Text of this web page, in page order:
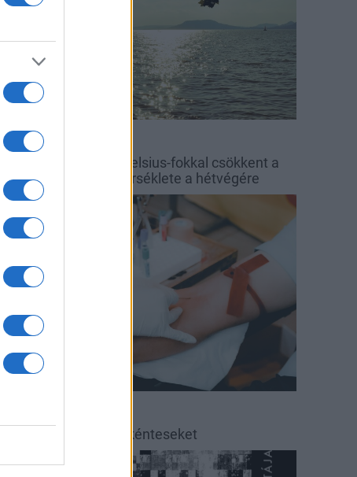
időjárás Balaton
Egy hét alatt közel 6 Celsius-fokkal csökkent a
Balaton vizének hőmérséklete a hétvégére
Országos hírek
Véradásra kérik az önkénteseket